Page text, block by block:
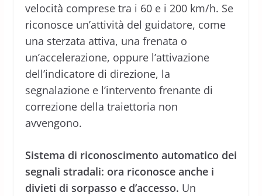
velocità comprese tra i 60 e i 200 km/h. Se
riconosce un’attività del guidatore, come
una sterzata attiva, una frenata o
un’accelerazione, oppure l’attivazione
dell’indicatore di direzione, la
segnalazione e l’intervento frenante di
correzione della traiettoria non
avvengono.
Sistema di riconoscimento automatico dei
segnali stradali: ora riconosce anche i
divieti di sorpasso e d’accesso. Un